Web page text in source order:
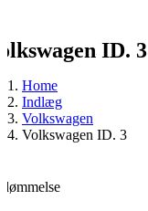
ID. 3
Home
Indlæg
Volkswagen
Volkswagen ID. 3